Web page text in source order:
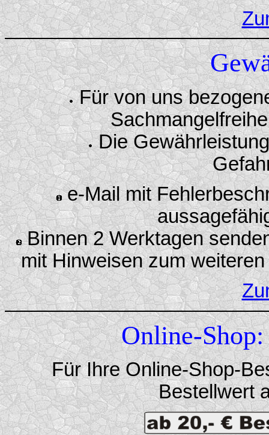
Für von uns
Die
e-Mail mit
Binnen 2 Werktagen
mit Hinweisen zum
Online-
Für Ihre Online-Shop-
Bestellwert